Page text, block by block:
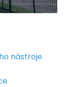
nástroje